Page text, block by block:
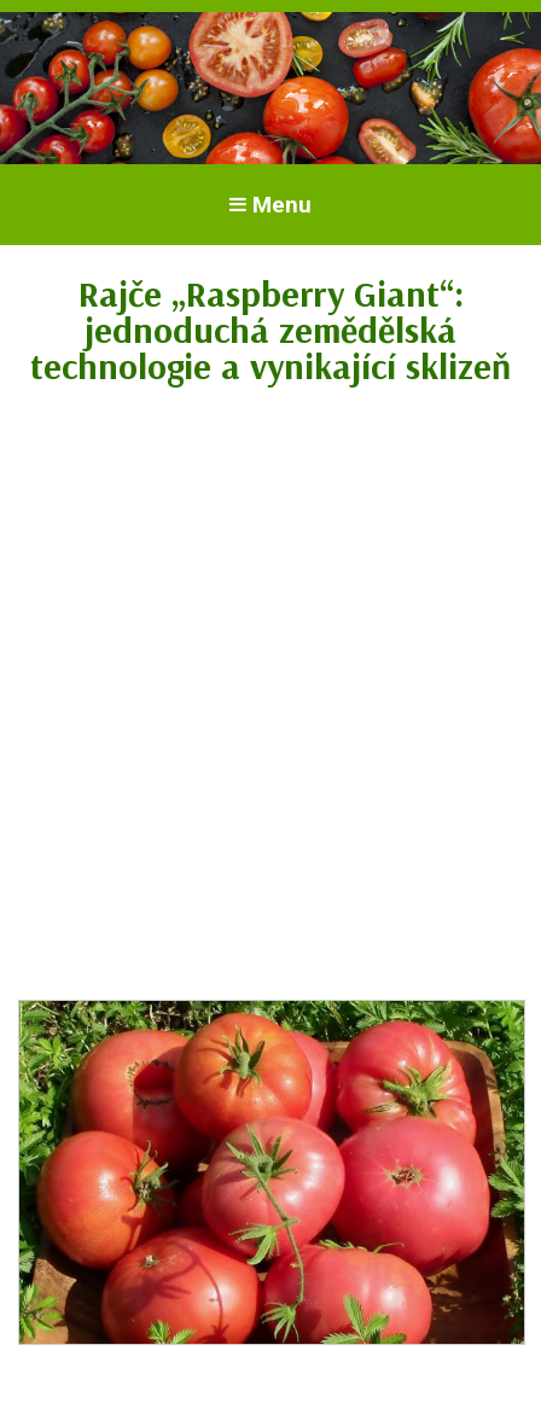
Odrůdy a sazenice.
Menu
Rajče „Raspberry Giant“:
jednoduchá zemědělská
technologie a vynikající sklizeň